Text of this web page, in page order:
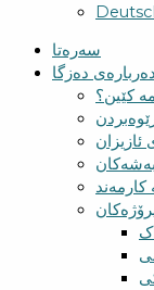
سەرەتا
دەربارەی دەزگا
کێین؟
ئازیزان
کارمەند